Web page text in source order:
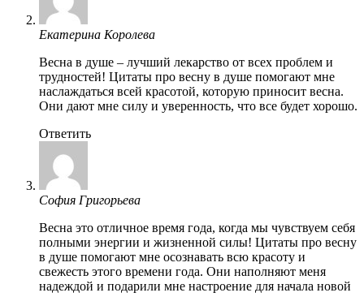
Екатерина Королева
Весна в душе – лучший лекарство от всех проблем и
трудностей! Цитаты про весну в душе помогают мне
наслаждаться всей красотой, которую приносит весна.
Они дают мне силу и уверенность, что все будет хорошо.
Ответить
София Григорьева
Весна это отличное время года, когда мы чувствуем себя
полными энергии и жизненной силы! Цитаты про весну
в душе помогают мне осознавать всю красоту и
свежесть этого времени года. Они наполняют меня
надеждой и подарили мне настроение для начала новой